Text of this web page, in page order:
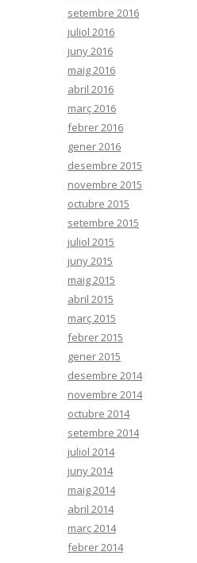
setembre 2016
juliol 2016
juny 2016
maig 2016
abril 2016
març 2016
febrer 2016
gener 2016
desembre 2015
novembre 2015
octubre 2015
setembre 2015
juliol 2015
juny 2015
maig 2015
abril 2015
març 2015
febrer 2015
gener 2015
desembre 2014
novembre 2014
octubre 2014
setembre 2014
juliol 2014
juny 2014
maig 2014
abril 2014
març 2014
febrer 2014